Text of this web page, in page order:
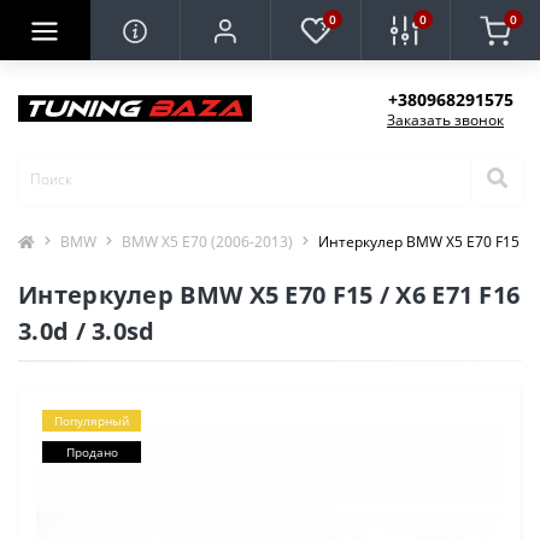
0 0 0
+380968291575
Заказать звонок
BMW BMW X5 E70 (2006-2013) Интеркулер BMW X5 E70 F15 /
Интеркулер BMW X5 E70 F15 / X6 E71 F16
3.0d / 3.0sd
Популярный
Продано